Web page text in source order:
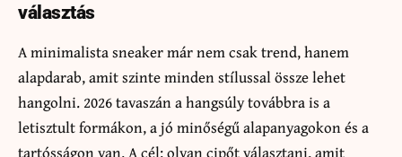
választás
A minimalista sneaker már nem csak trend, hanem
alapdarab, amit szinte minden stílussal össze lehet
hangolni. 2026 tavaszán a hangsúly továbbra is a
letisztult formákon, a jó minőségű alapanyagokon és a
tartósságon van. A cél: olyan cipőt választani, amit